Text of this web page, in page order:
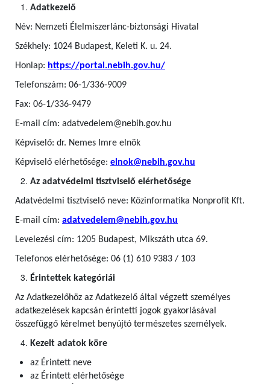
Adatkezelő
Név: Nemzeti Élelmiszerlánc-biztonsági Hivatal
Székhely: 1024 Budapest, Keleti K. u. 24.
Honlap: https://portal.nebih.gov.hu/
Telefonszám: 06-1/336-9009
Fax: 06-1/336-9479
E-mail cím: adatvedelem@nebih.gov.hu
Képviselő: dr. Nemes Imre elnök
Képviselő elérhetősége: elnok@nebih.gov.hu
Az adatvédelmi tisztviselő elérhetősége
Adatvédelmi tisztviselő neve: Közinformatika Nonprofit Kft.
E-mail cím: adatvedelem@nebih.gov.hu
Levelezési cím: 1205 Budapest, Mikszáth utca 69.
Telefonos elérhetősége: 06 (1) 610 9383 / 103
Érintettek kategóriái
Az Adatkezelőhöz az Adatkezelő által végzett személyes
adatkezelések kapcsán érintetti jogok gyakorlásával
összefüggő kérelmet benyújtó természetes személyek.
Kezelt adatok köre
az Érintett neve
az Érintett elérhetősége